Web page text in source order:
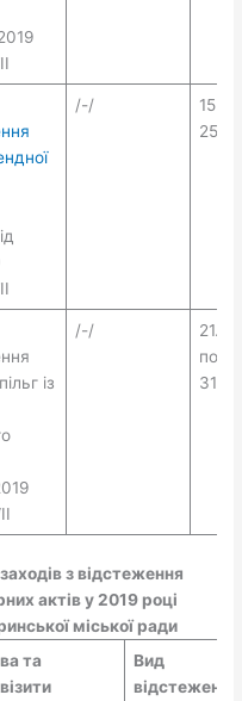
/-/
із
/-/
по
з відстеження
актів у 2019 році
міської ради
та
Вид
відстеження